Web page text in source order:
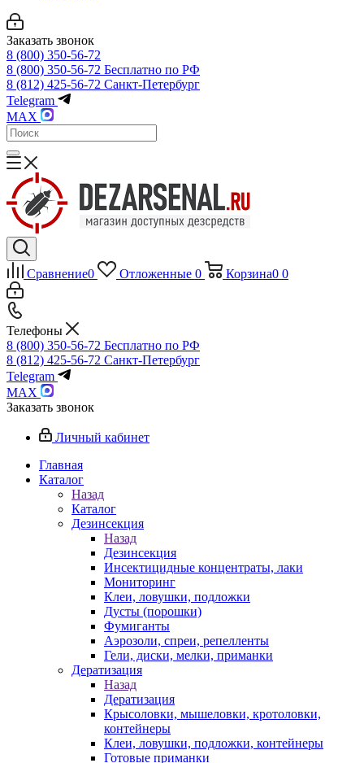
Заказать звонок
8 (800) 350-56-72
8 (800) 350-56-72 Бесплатно по РФ
8 (812) 425-56-72 Санкт-Петербург
Telegram
MAX
Сравнение0 Отложенные 0 Корзина0 0
Телефоны
8 (800) 350-56-72 Бесплатно по РФ
8 (812) 425-56-72 Санкт-Петербург
Telegram
MAX
Заказать звонок
Личный кабинет
Главная
Каталог
Назад
Каталог
Дезинсекция
Назад
Дезинсекция
Инсектицидные концентраты, лаки
Мониторинг
Клеи, ловушки, подложки
Дусты (порошки)
Фумиганты
Аэрозоли, спреи, репелленты
Гели, диски, мелки, приманки
Дератизация
Назад
Дератизация
Крысоловки, мышеловки, кротоловки,
контейнеры
Клеи, ловушки, подложки, контейнеры
Готовые приманки